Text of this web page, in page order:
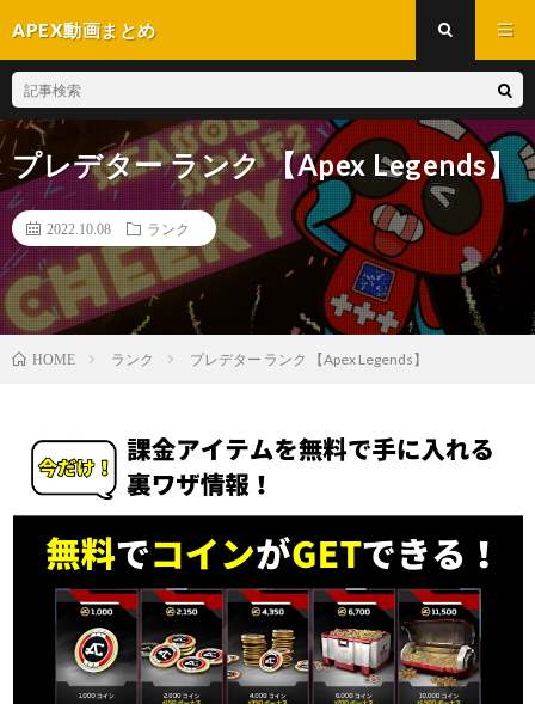
APEX動画まとめ
プレデター ランク 【Apex Legends】
2022.10.08 ランク
HOME ランク プレデター ランク 【Apex Legends】